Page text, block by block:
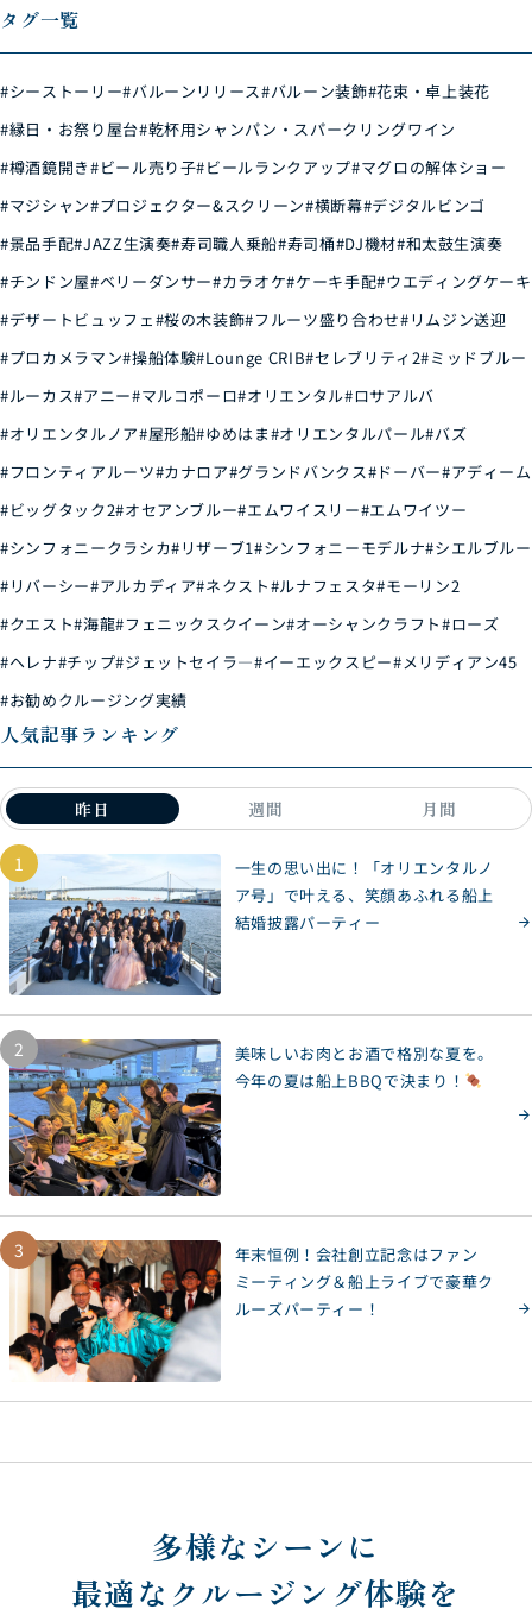
タグ一覧
#シーストーリー#バルーンリリース#バルーン装飾#花束・卓上装花
#縁日・お祭り屋台#乾杯用シャンパン・スパークリングワイン
#樽酒鏡開き#ビール売り子#ビールランクアップ#マグロの解体ショー
#マジシャン#プロジェクター&スクリーン#横断幕#デジタルビンゴ
#景品手配#JAZZ生演奏#寿司職人乗船#寿司桶#DJ機材#和太鼓生演奏
#チンドン屋#ベリーダンサー#カラオケ#ケーキ手配#ウエディングケーキ
#デザートビュッフェ#桜の木装飾#フルーツ盛り合わせ#リムジン送迎
#プロカメラマン#操船体験#Lounge CRIB#セレブリティ2#ミッドブルー
#ルーカス#アニー#マルコポーロ#オリエンタル#ロサアルバ
#オリエンタルノア#屋形船#ゆめはま#オリエンタルパール#バズ
#フロンティアルーツ#カナロア#グランドバンクス#ドーバー#アディーム
#ビッグタック2#オセアンブルー#エムワイスリー#エムワイツー
#シンフォニークラシカ#リザーブ1#シンフォニーモデルナ#シエルブルー
#リバーシー#アルカディア#ネクスト#ルナフェスタ#モーリン2
#クエスト#海龍#フェニックスクイーン#オーシャンクラフト#ローズ
#ヘレナ#チップ#ジェットセイラ―#イーエックスピー#メリディアン45
#お勧めクルージング実績
人気記事ランキング
昨日 週間 月間
1
一生の思い出に！「オリエンタルノ
ア号」で叶える、笑顔あふれる船上
結婚披露パーティー
2
美味しいお肉とお酒で格別な夏を。
今年の夏は船上BBQで決まり！
3
年末恒例！会社創立記念はファン
ミーティング＆船上ライブで豪華ク
ルーズパーティー！
多様なシーンに
最適なクルージング体験を